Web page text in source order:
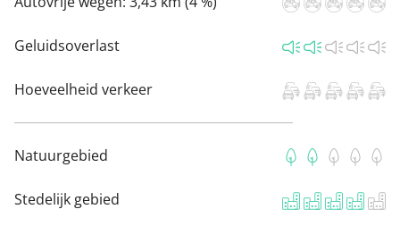
Geluidsoverlast
Hoeveelheid verkeer
Natuurgebied
Stedelijk gebied